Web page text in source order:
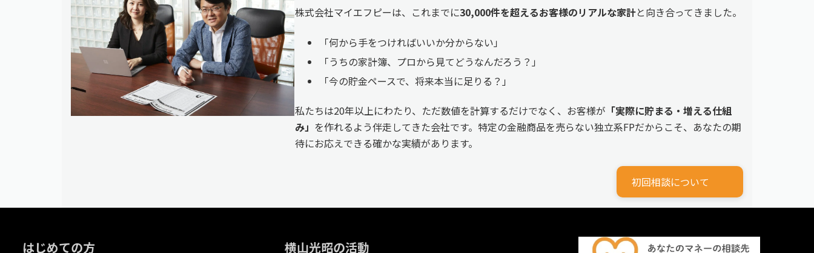
株式会社マイエフピーは、これまでに30,000件を超えるお客様のリアルな家計と向き合ってきました。
「何から手をつければいいか分からない」
「うちの家計簿、プロから見てどうなんだろう？」
「今の貯金ペースで、将来本当に足りる？」
私たちは20年以上にわたり、ただ数値を計算するだけでなく、お客様が 「実際に貯まる・増える仕組
み」 を作れるよう伴走してきた会社です。特定の金融商品を売らない独立系FPだからこそ、あなたの期
待にお応えできる確かな実績があります。
初回相談について
はじめての方 横山光昭の活動